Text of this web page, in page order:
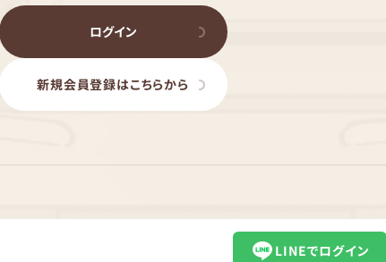
ログイン
新規会員登録はこちらから
LINEでログイン